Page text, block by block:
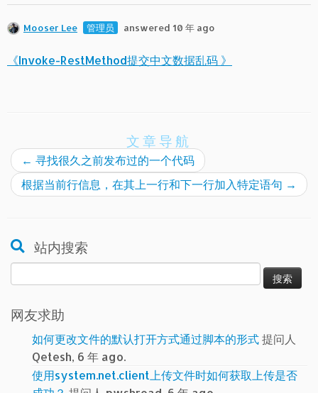
Mooser Lee 管理员 answered 10 年 ago
《Invoke-RestMethod提交中文数据乱码 》
文章导航
← 寻找很久之前发布过的一个代码
根据当前行信息，在其上一行和下一行加入特定语句 →
站内搜索
索：
网友求助
如何更改文件的默认打开方式通过脚本的形式提问人
Qetesh, 6 年 ago.
使用system.net.client上传文件时如何获取上传是否